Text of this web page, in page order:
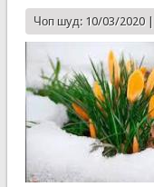
Чоп шуд: 10/03/2020 |